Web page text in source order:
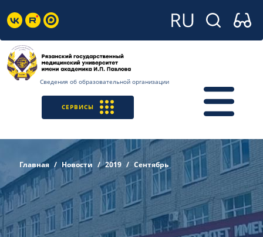
Сведения об образовательной организации
СЕРВИСЫ
Главная Новости 2019 Сентябрь